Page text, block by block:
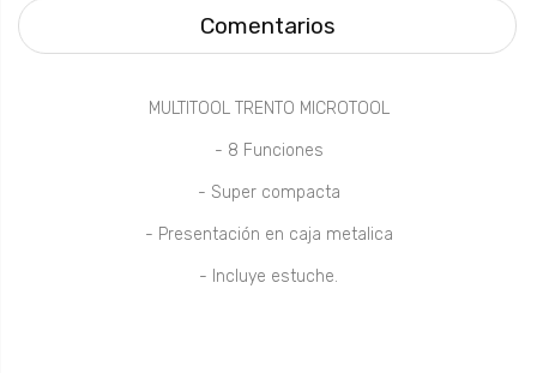
Comentarios
MULTITOOL TRENTO MICROTOOL
- 8 Funciones
- Super compacta
- Presentación en caja metalica
- Incluye estuche.